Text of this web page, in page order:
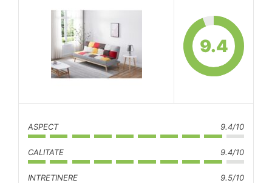
9.4
ASPECT 9.4/10
CALITATE 9.4/10
INTRETINERE 9.5/10